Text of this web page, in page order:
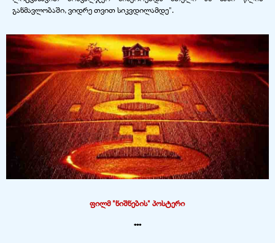
განმავლობაში, ვიდრე თვით სიკვდილამდე".
ფილმ "ნიშნების" პოსტერი
***